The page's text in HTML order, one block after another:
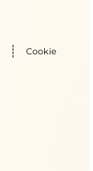
Cookie